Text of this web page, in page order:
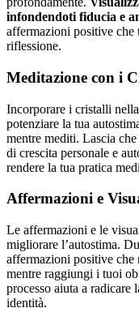
infondendoti fiducia e
affermazioni positive che
riflessione.
Meditazione con i
Incorporare i cristalli
potenziare la tua
mentre mediti. Lascia
di crescita personale e
rendere la tua pratica
Affermazioni e
Le affermazioni e le
migliorare l’autostima.
affermazioni positive che
mentre raggiungi i tuoi
processo aiuta a radicare
identità.